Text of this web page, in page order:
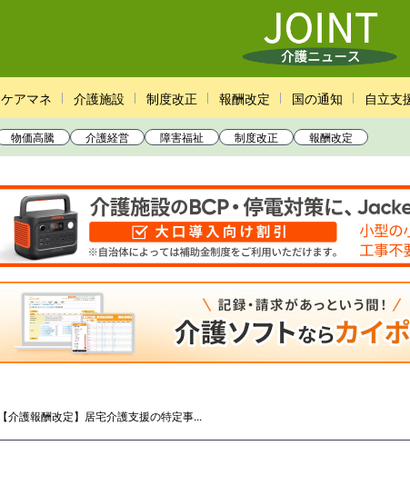
ケアマネ 介護施設 制度改正 報酬改定 国の通知 自立支
物価高騰 介護経営 障害福祉 制度改正 報酬改定
【介護報酬改定】居宅介護支援の特定事...